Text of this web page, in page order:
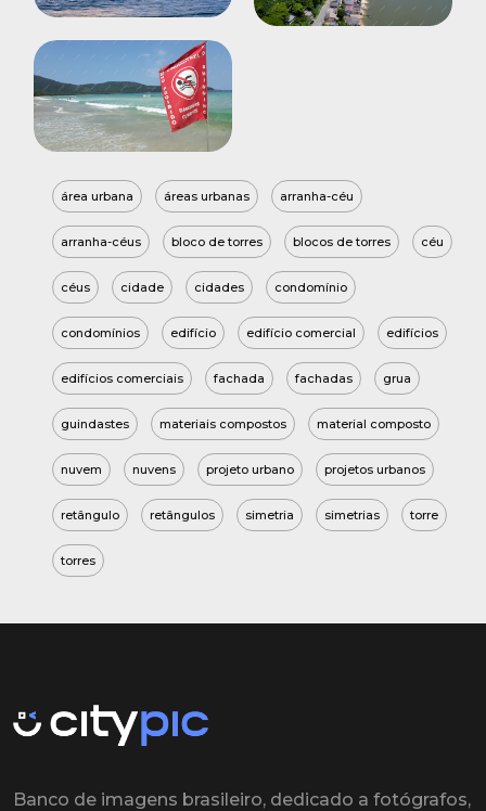
área urbana áreas urbanas arranha-céu
arranha-céus bloco de torres blocos de torres céu
céus cidade cidades condomínio
condomínios edifício edifício comercial edifícios
edifícios comerciais fachada fachadas grua
guindastes materiais compostos material composto
nuvem nuvens projeto urbano projetos urbanos
retângulo retângulos simetria simetrias torre
torres
Banco de imagens brasileiro, dedicado a fotógrafos,